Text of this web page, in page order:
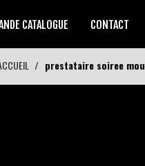
CATALOGUE CONTACT
prestataire soiree